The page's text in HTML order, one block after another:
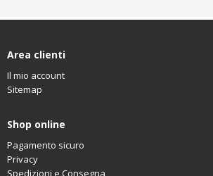
Area clienti
Il mio account
Sitemap
Shop online
Pagamento sicuro
Privacy
Spedizioni e Consegna